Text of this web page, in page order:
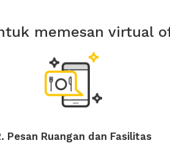
memesan virtual
Pesan Ruangan dan Fasilitas